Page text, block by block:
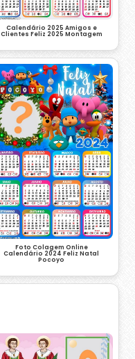
Calendário 2025 Amigos e
Clientes Feliz 2025 Montagem
Foto Colagem Online
Calendário 2024 Feliz Natal
Pocoyo